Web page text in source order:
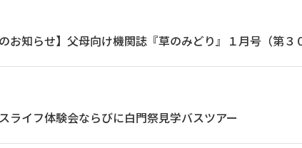
お知らせ】父母向け機関誌『草のみどり』１月号（第
ライフ体験会ならびに白門祭見学バスツアー